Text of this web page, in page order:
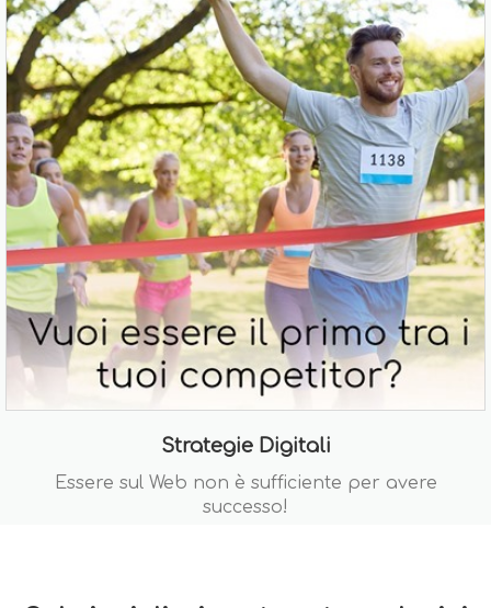
Strategie Digitali
Essere sul Web non è sufficiente per avere
successo!